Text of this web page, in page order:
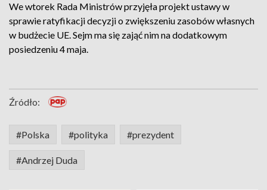
We wtorek Rada Ministrów przyjęła projekt ustawy w
sprawie ratyfikacji decyzji o zwiększeniu zasobów własnych
w budżecie UE. Sejm ma się zająć nim na dodatkowym
posiedzeniu 4 maja.
Źródło:
#Polska #polityka #prezydent
#Andrzej Duda